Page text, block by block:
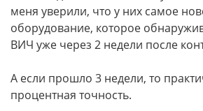
меня уверили, что у них самое
оборудование, которое
ВИЧ уже через 2 недели после
А если прошло 3 недели, то
процентная точность.